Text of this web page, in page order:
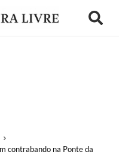
contrabando na Ponte da